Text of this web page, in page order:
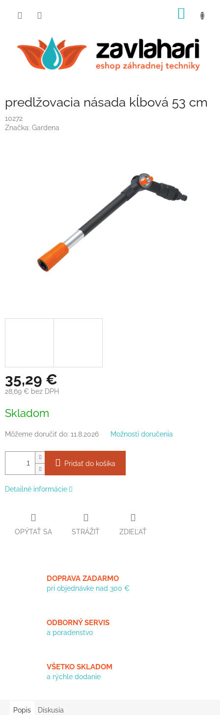
predlžovacia násada kĺbová 53 cm
10272
Značka: Gardena
35,29 €
28,69 € bez DPH
cena:
Skladom
Môžeme doručiť do: 11.8.2026 Možnosti doručenia
Pridať do košíka
Detailné informácie
OPÝTAŤ SA STRÁŽIŤ ZDIEĽAŤ
DOPRAVA ZADARMO
pri objednávke nad 300 €
ODBORNÝ SERVIS
a poradenstvo
VŠETKO SKLADOM
a rýchle dodanie
Popis Diskusia